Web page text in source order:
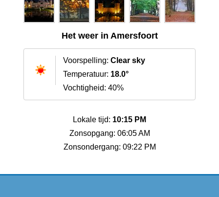
Het weer in Amersfoort
Voorspelling: Clear sky
Temperatuur: 18.0°
Vochtigheid: 40%
Lokale tijd: 10:15 PM
Zonsopgang: 06:05 AM
Zonsondergang: 09:22 PM